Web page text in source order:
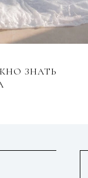
ЗНАТЬ